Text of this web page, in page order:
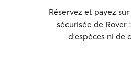
Réservez et payez
sécurisée de Rover
d'espèces ni de